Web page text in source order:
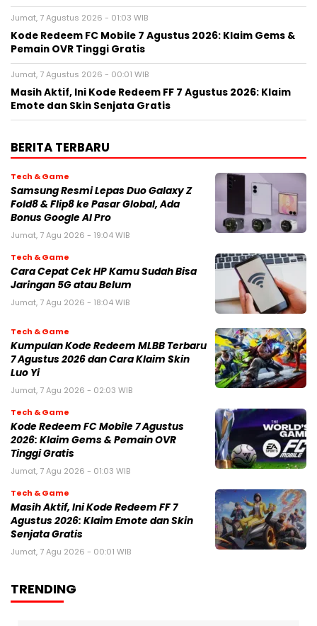
Jumat, 7 Agustus 2026 - 01:03 WIB
Kode Redeem FC Mobile 7 Agustus 2026: Klaim Gems &
Pemain OVR Tinggi Gratis
Jumat, 7 Agustus 2026 - 00:01 WIB
Masih Aktif, Ini Kode Redeem FF 7 Agustus 2026: Klaim
Emote dan Skin Senjata Gratis
BERITA TERBARU
Tech & Game
Samsung Resmi Lepas Duo Galaxy Z
Fold8 & Flip8 ke Pasar Global, Ada
Bonus Google AI Pro
Jumat, 7 Agu 2026 - 19:04 WIB
Tech & Game
Cara Cepat Cek HP Kamu Sudah Bisa
Jaringan 5G atau Belum
Jumat, 7 Agu 2026 - 18:04 WIB
Tech & Game
Kumpulan Kode Redeem MLBB Terbaru
7 Agustus 2026 dan Cara Klaim Skin
Luo Yi
Jumat, 7 Agu 2026 - 02:03 WIB
Tech & Game
Kode Redeem FC Mobile 7 Agustus
2026: Klaim Gems & Pemain OVR
Tinggi Gratis
Jumat, 7 Agu 2026 - 01:03 WIB
Tech & Game
Masih Aktif, Ini Kode Redeem FF 7
Agustus 2026: Klaim Emote dan Skin
Senjata Gratis
Jumat, 7 Agu 2026 - 00:01 WIB
TRENDING